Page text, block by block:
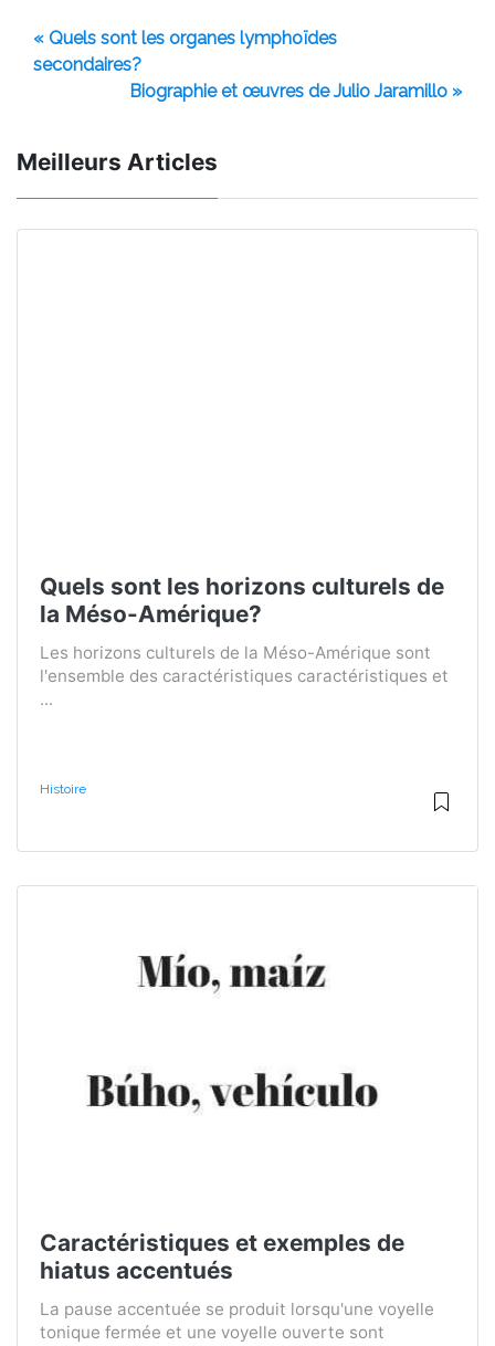
« Quels sont les organes lymphoïdes
secondaires?
Biographie et œuvres de Julio Jaramillo »
Meilleurs Articles
Quels sont les horizons culturels de
la Méso-Amérique?
Les horizons culturels de la Méso-Amérique sont
l'ensemble des caractéristiques caractéristiques et
...
Histoire
Caractéristiques et exemples de
hiatus accentués
La pause accentuée se produit lorsqu'une voyelle
tonique fermée et une voyelle ouverte sont